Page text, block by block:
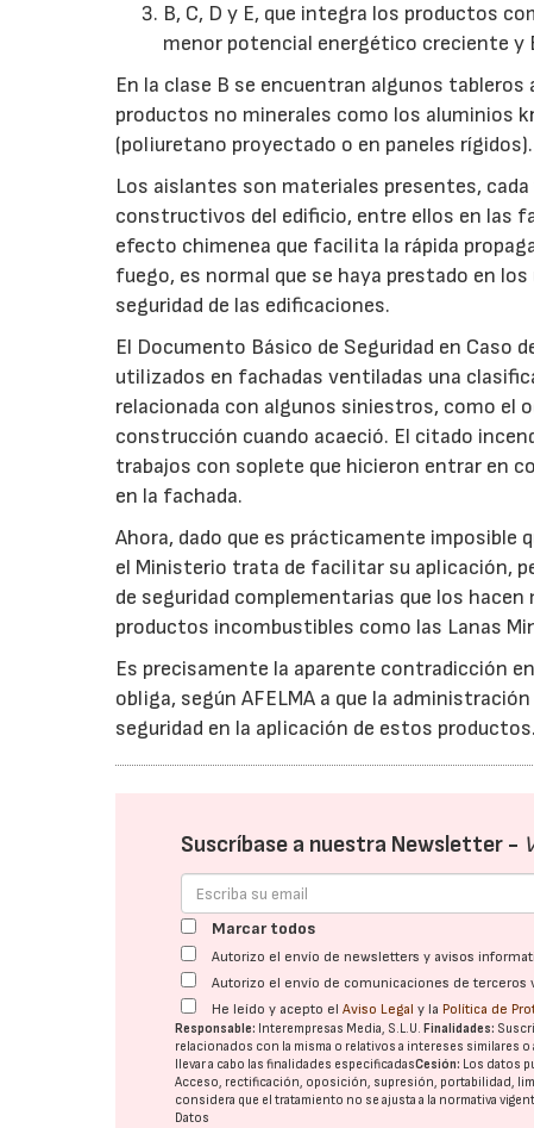
B, C, D y E, que integra los productos
menor potencial energético creciente y
En la clase B se encuentran algunos
productos no minerales como los aluminios
(poliuretano proyectado o en paneles rígidos).
Los aislantes son materiales presentes,
constructivos del edificio, entre ellos en las
efecto chimenea que facilita la rápida
fuego, es normal que se haya prestado en
seguridad de las edificaciones.
El Documento Básico de Seguridad en Caso
utilizados en fachadas ventiladas una
relacionada con algunos siniestros, como el
construcción cuando acaeció. El citado
trabajos con soplete que hicieron entrar en
en la fachada.
Ahora, dado que es prácticamente imposible
el Ministerio trata de facilitar su aplicación,
de seguridad complementarias que los
productos incombustibles como las Lanas
Es precisamente la aparente contradicción
obliga, según AFELMA a que la
seguridad en la aplicación de estos productos.
Suscríbase a nuestra Newsletter -
Marcar todos
Autorizo el envío de newsletters y avisos
Autorizo el envío de comunicaciones de terceros
He leído y acepto elAviso Legal y la Política de
Responsable: Interempresas Media, S.L.U. Finalidades:
relacionados con la misma o relativos a intereses similares
llevar a cabo las finalidades especificadasCesión: Los datos
Acceso, rectificación, oposición, supresión, portabilidad,
considera que el tratamiento no se ajusta a la normativa
Datos